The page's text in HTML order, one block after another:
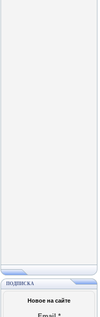
ПОДПИСКА
Новое на сайте